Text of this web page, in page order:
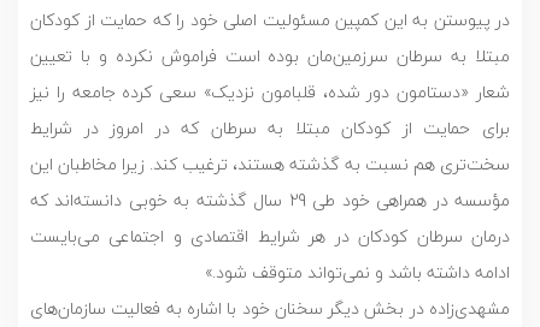
در پیوستن به این کمپین مسئولیت اصلی خود را که حمایت از کودکان
مبتلا به سرطان سرزمین‌مان بوده است فراموش نکرده و با تعیین
شعار «دستامون دور شده، قلبامون نزدیک» سعی کرده جامعه را نیز
برای حمایت از کودکان مبتلا به سرطان که در امروز در شرایط
سخت‌تری هم نسبت به گذشته هستند، ترغیب کند. زیرا مخاطبان این
مؤسسه در همراهی خود طی 29 سال گذشته به خوبی دانسته‌اند که
درمان سرطان کودکان در هر شرایط اقتصادی و اجتماعی می‌بایست
ادامه داشته باشد و نمی‌تواند متوقف شود.»
مشهدی‌زاده در بخش دیگر سخنان خود با اشاره به فعالیت سازمان‌های